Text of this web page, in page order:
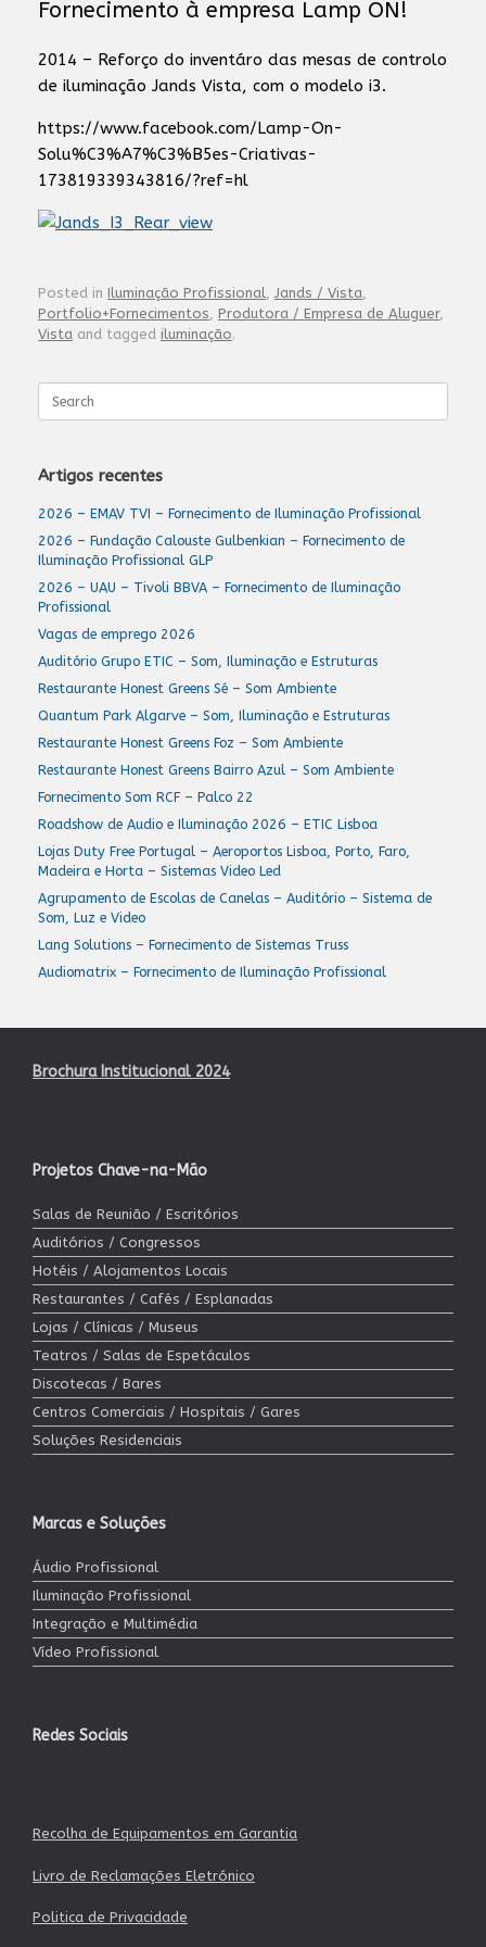
Fornecimento à empresa Lamp ON!
2014 – Reforço do inventáro das mesas de controlo
de iluminação Jands Vista, com o modelo i3.
https://www.facebook.com/Lamp-On-
Solu%C3%A7%C3%B5es-Criativas-
173819339343816/?ref=hl
Posted in Iluminação Profissional,Jands / Vista,
Portfolio+Fornecimentos, Produtora / Empresa de Aluguer,
Vista and tagged iluminação.
for:
Artigos recentes
2026 – EMAV TVI – Fornecimento de Iluminação Profissional
2026 – Fundação Calouste Gulbenkian – Fornecimento de
Iluminação Profissional GLP
2026 – UAU – Tivoli BBVA – Fornecimento de Iluminação
Profissional
Vagas de emprego 2026
Auditório Grupo ETIC – Som, Iluminação e Estruturas
Restaurante Honest Greens Sé – Som Ambiente
Quantum Park Algarve – Som, Iluminação e Estruturas
Restaurante Honest Greens Foz – Som Ambiente
Restaurante Honest Greens Bairro Azul – Som Ambiente
Fornecimento Som RCF – Palco 22
Roadshow de Audio e Iluminação 2026 – ETIC Lisboa
Lojas Duty Free Portugal – Aeroportos Lisboa, Porto, Faro,
Madeira e Horta – Sistemas Video Led
Agrupamento de Escolas de Canelas – Auditório – Sistema de
Som, Luz e Video
Lang Solutions – Fornecimento de Sistemas Truss
Audiomatrix – Fornecimento de Iluminação Profissional
Brochura Institucional 2024
Projetos Chave-na-Mão
Salas de Reunião / Escritórios
Auditórios / Congressos
Hotéis / Alojamentos Locais
Restaurantes / Cafés / Esplanadas
Lojas / Clínicas / Museus
Teatros / Salas de Espetáculos
Discotecas / Bares
Centros Comerciais / Hospitais / Gares
Soluções Residenciais
Marcas e Soluções
Áudio Profissional
Iluminação Profissional
Integração e Multimédia
Vídeo Profissional
Redes Sociais
Recolha de Equipamentos em Garantia
Livro de Reclamações Eletrónico
Politica de Privacidade